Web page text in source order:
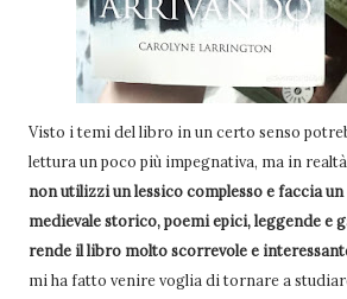
Visto i temi del libro in un certo senso
lettura un poco più impegnativa, ma in realtà
non utilizzi un lessico complesso e faccia
medievale storico, poemi epici, leggende e
rende il libro molto scorrevole e
mi ha fatto venire voglia di tornare a